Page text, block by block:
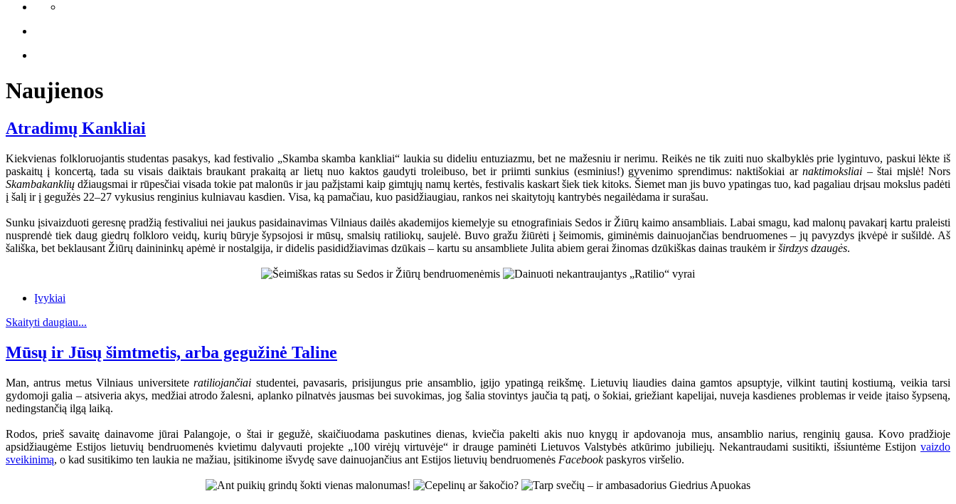
Naujienos
Atradimų Kankliai
Kiekvienas folkloruojantis studentas pasakys, kad festivalio „Skamba skamba kankliai“ laukia su dideliu entuziazmu, bet ne mažesniu ir nerimu. Reikės ne tik zuiti nuo skalbyklės prie lygintuvo, paskui lėkte iš
paskaitų į koncertą, tada su visais daiktais braukant prakaitą ar lietų nuo kaktos gaudyti troleibuso, bet ir priimti sunkius (esminius!) gyvenimo sprendimus: naktišokiai arnaktimoksliai – štai mįslė! Nors
Skambakanklių džiaugsmai ir rūpesčiai visada tokie pat malonūs ir jau pažįstami kaip gimtųjų namų kertės, festivalis kaskart šiek tiek kitoks. Šiemet man jis buvo ypatingas tuo, kad pagaliau drįsau mokslus padėti
į šalį ir į gegužės 22–27 vykusius renginius kulniavau kasdien. Visa, ką pamačiau, kuo pasidžiaugiau, rankos nei skaitytojų kantrybės negailėdama ir surašau.
Sunku įsivaizduoti geresnę pradžią festivaliui nei jaukus pasidainavimas Vilniaus dailės akademijos kiemelyje su etnografiniais Sedos ir Žiūrų kaimo ansambliais. Labai smagu, kad malonų pavakarį kartu praleisti
nusprendė tiek daug giedrų folkloro veidų, kurių būryje šypsojosi ir mūsų, smalsių ratiliokų, saujelė. Buvo gražu žiūrėti į šeimomis, giminėmis dainuojančias bendruomenes – jų pavyzdys įkvėpė ir sušildė. Aš
šališka, bet beklausant Žiūrų dainininkų apėmė ir nostalgija, ir didelis pasididžiavimas dzūkais – kartu su ansambliete Julita abiem gerai žinomas dzūkiškas dainas traukėm irširdzys dzaugės.
Įvykiai
Skaityti daugiau...
Mūsų ir Jūsų šimtmetis, arba gegužinė Taline
Man, antrus metus Vilniaus universiteteratiliojančiai studentei, pavasaris, prisijungus prie ansamblio, įgijo ypatingą reikšmę. Lietuvių liaudies daina gamtos apsuptyje, vilkint tautinį kostiumą, veikia tarsi
gydomoji galia – atsiveria akys, medžiai atrodo žalesni, aplanko pilnatvės jausmas bei suvokimas, jog šalia stovintys jaučia tą patį, o šokiai, griežiant kapelijai, nuveja kasdienes problemas ir veide įtaiso šypseną,
nedingstančią ilgą laiką.
Rodos, prieš savaitę dainavome jūrai Palangoje, o štai ir gegužė, skaičiuodama paskutines dienas, kviečia pakelti akis nuo knygų ir apdovanoja mus, ansamblio narius, renginių gausa. Kovo pradžioje
apsidžiaugėme Estijos lietuvių bendruomenės kvietimu dalyvauti projekte „100 virėjų virtuvėje“ ir drauge paminėti Lietuvos Valstybės atkūrimo jubiliejų. Nekantraudami susitikti, išsiuntėme Estijon vaizdo
sveikinimą, o kad susitikimo ten laukia ne mažiau, įsitikinome išvydę save dainuojančius ant Estijos lietuvių bendruomenės Facebookpaskyros viršelio.